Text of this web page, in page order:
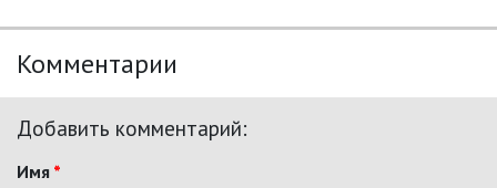
Комментарии
Добавить комментарий:
Имя *